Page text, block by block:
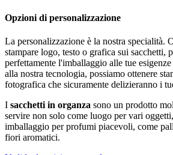
Opzioni di personalizzazione
La personalizzazione è la nostra specialità.
stampare logo, testo o grafica sui sacchetti,
perfettamente l'imballaggio alle tue
alla nostra tecnologia, possiamo ottenere
fotografica che sicuramente delizieranno i
I sacchetti in organza sono un prodotto
servire non solo come luogo per vari
imballaggio per profumi piacevoli, come
fiori aromatici.